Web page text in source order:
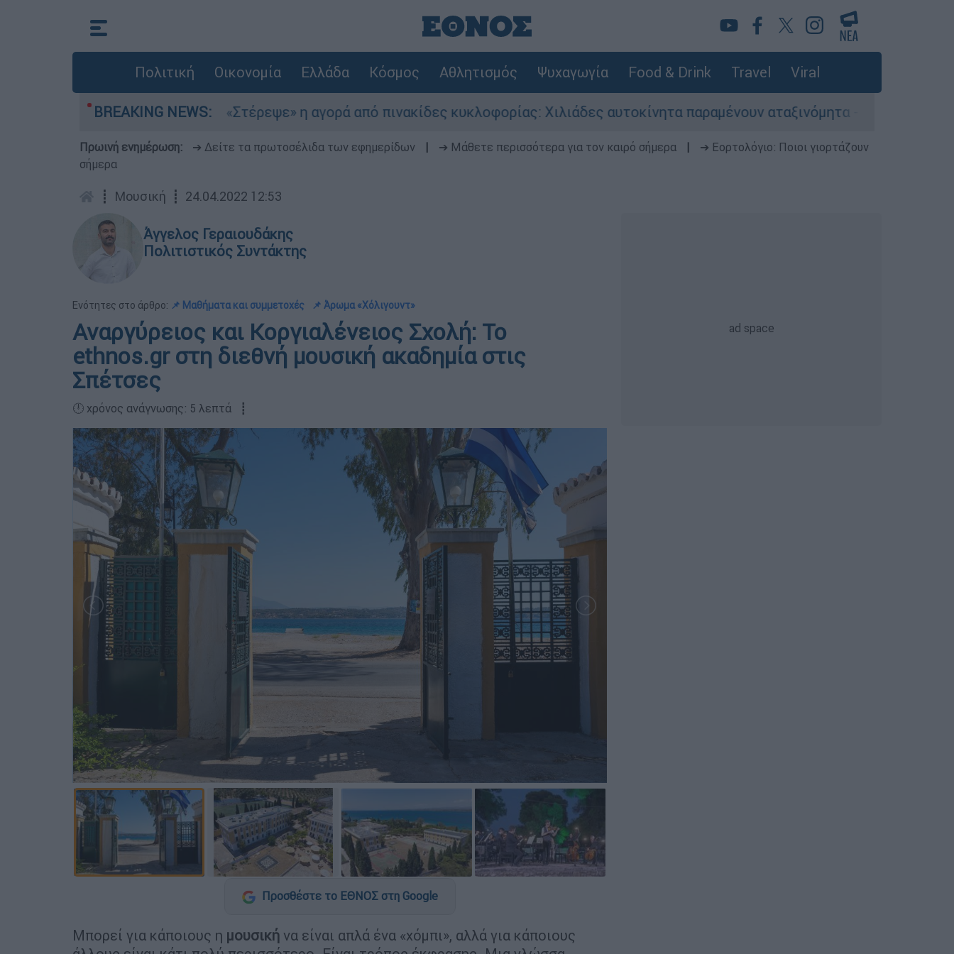
Πολιτική Οικονομία Ελλάδα Κόσμος Αθλητισμός Ψυχαγωγία Food & Drink Travel Viral
BREAKING NEWS:
«Στέρεψε» η αγορά από πινακίδες κυκλοφορίας: Χιλιάδες αυτοκίνητα παραμένουν αταξινόμητα - Λύση αναζητά το υπουργείο
Πρωινή ενημέρωση: ➔ Δείτε τα πρωτοσέλιδα των εφημερίδων ➔ Μάθετε περισσότερα για τον καιρό σήμερα
➔ Εορτολόγιο: Ποιοι γιορτάζουν
σήμερα
┋ Μουσική ┋ 24.04.2022 12:53
Άγγελος Γεραιουδάκης
Πολιτιστικός Συντάκτης
Ενότητες στο άρθρο: 📌 Μαθήματα και συμμετοχές 📌 Άρωμα «Χόλιγουντ»
Αναργύρειος και Κοργιαλένειος Σχολή: Το
ethnos.gr στη διεθνή μουσική ακαδημία στις
Σπέτσες
🕛 χρόνος ανάγνωσης: 5 λεπτά ┋
Προσθέστε το ΕΘΝΟΣ στη Google
Μπορεί για κάποιους η μουσική να είναι απλά ένα «χόμπι», αλλά για κάποιους